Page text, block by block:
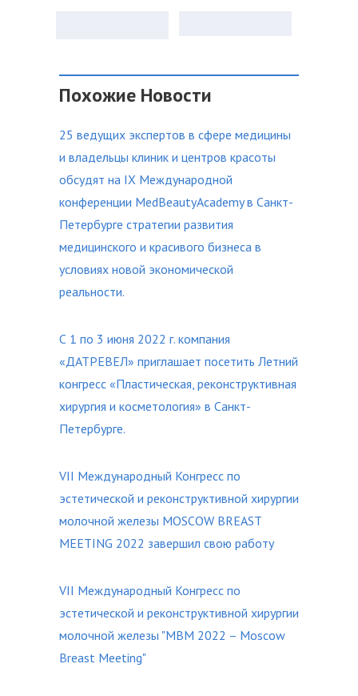
Похожие Новости
25 ведущих экспертов в сфере медицины
и владельцы клиник и центров красоты
обсудят на IX Международной
конференции MedBeautyAcademy в Санкт-
Петербурге стратегии развития
медицинского и красивого бизнеса в
условиях новой экономической
реальности.
С 1 по 3 июня 2022 г. компания
«ДАТРЕВЕЛ» приглашает посетить Летний
конгресс «Пластическая, реконструктивная
хирургия и косметология» в Санкт-
Петербурге.
VII Международный Конгресс по
эстетической и реконструктивной хирургии
молочной железы MOSCOW BREAST
MEETING 2022 завершил свою работу
VII Международный Конгресс по
эстетической и реконструктивной хирургии
молочной железы "MBM 2022 – Moscow
Breast Meeting"